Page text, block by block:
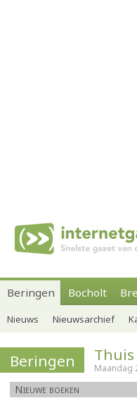
Beringen Bocholt
Nieuws Nieuwsarchief
Beringen Maandag
Nieuwe boeken